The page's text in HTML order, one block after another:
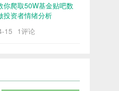
你爬取50W基金贴吧数
投资者情绪分析
15 1评论